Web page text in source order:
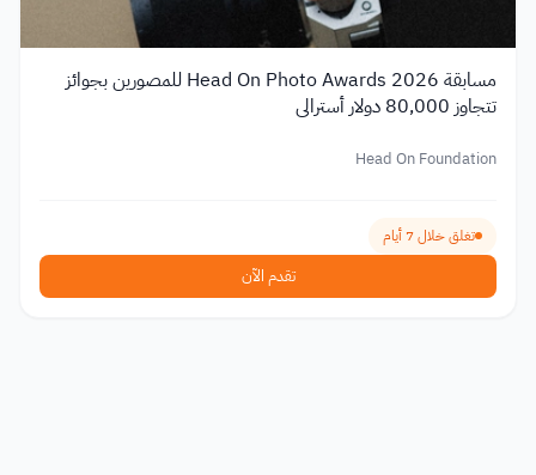
مسابقة Head On Photo Awards 2026 للمصورين بجوائز
تتجاوز 80,000 دولار أسترالي
Head On Foundation
تغلق خلال 7 أيام
تقدم الآن